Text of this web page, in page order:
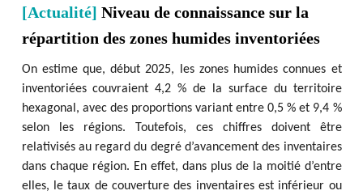
[Actualité] Niveau de connaissance sur la
répartition des zones humides inventoriées
On estime que, début 2025, les zones humides connues et
inventoriées couvraient 4,2 % de la surface du territoire
hexagonal, avec des proportions variant entre 0,5 % et 9,4 %
selon les régions. Toutefois, ces chiffres doivent être
relativisés au regard du degré d’avancement des inventaires
dans chaque région. En effet, dans plus de la moitié d’entre
elles, le taux de couverture des inventaires est inférieur ou